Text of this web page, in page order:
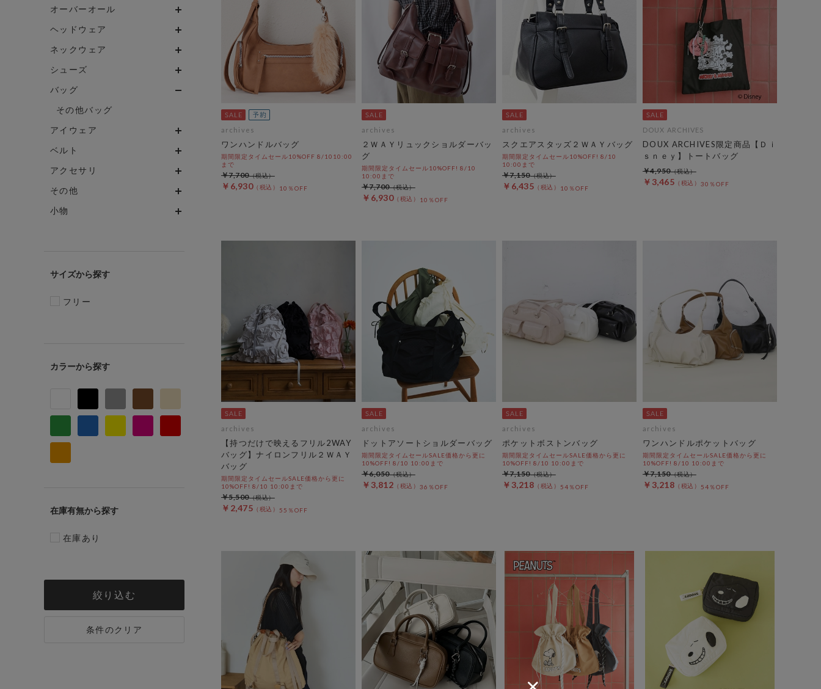
オーバーオール
ヘッドウェア
ネックウェア
シューズ
バッグ
その他バッグ
アイウェア
ベルト
アクセサリ
その他
小物
サイズ
フリー
カラー
在庫有無
在庫あり
絞り込む
条件のクリア
archives
ワンハンドルバッグ
期間限定タイムセール10%OFF 8/1010:00
まで
￥6,930 10％OFF
￥7,700
archives
２ＷＡＹリュックショルダーバッ
グ
期間限定タイムセール10%OFF! 8/10
10:00まで
￥6,930 10％OFF
￥7,700
archives
スクエアスタッズ２ＷＡＹバッグ
期間限定タイムセール10%OFF! 8/10
10:00まで
￥6,435 10％OFF
￥7,150
DOUX ARCHIVES
DOUX ARCHIVES限定商品【Ｄｉ
ｓｎｅｙ】トートバッグ
￥3,465 30％OFF
￥4,950
archives
【持つだけで映えるフリル2WAY
バッグ】ナイロンフリル２ＷＡＹ
バッグ
期間限定タイムセールSALE価格から更に
10%OFF! 8/10 10:00まで
￥2,475 55％OFF
￥5,500
archives
ドットアソートショルダーバッグ
期間限定タイムセールSALE価格から更に
10%OFF! 8/10 10:00まで
￥3,812 36％OFF
￥6,050
archives
ポケットボストンバッグ
期間限定タイムセールSALE価格から更に
10%OFF! 8/10 10:00まで
￥3,218 54％OFF
￥7,150
archives
ワンハンドルポケットバッグ
期間限定タイムセールSALE価格から更に
10%OFF! 8/10 10:00まで
￥3,218 54％OFF
￥7,150